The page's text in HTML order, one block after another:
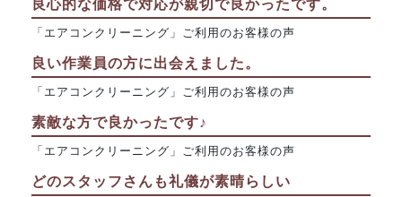
良心的な価格で対応が親切で良かったです。
「エアコンクリーニング」ご利用のお客様の声
良い作業員の方に出会えました。
「エアコンクリーニング」ご利用のお客様の声
素敵な方で良かったです♪
「エアコンクリーニング」ご利用のお客様の声
どのスタッフさんも礼儀が素晴らしい